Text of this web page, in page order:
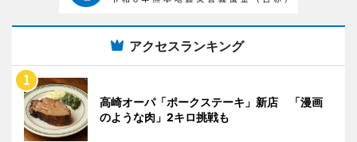
アクセスランキング
高崎オーパ「ポークステーキ」新店 「漫画
のような肉」2キロ挑戦も